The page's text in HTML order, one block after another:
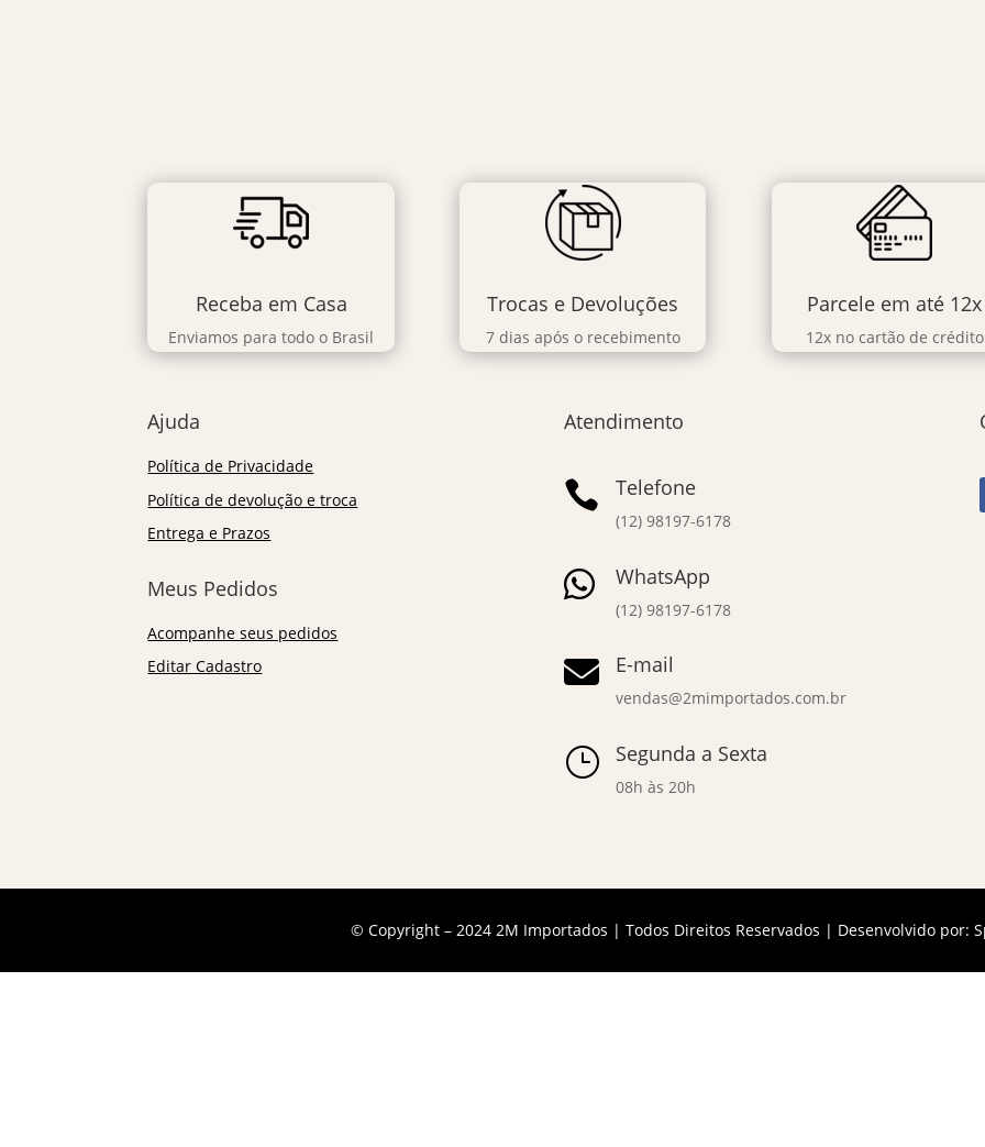
Receba em Casa
Enviamos para todo o Brasil
Trocas e Devoluções
7 dias após o recebimento
Parcele em até 12x
12x no cartão de crédito
Ajuda
Política de Privacidade
Política de devolução e troca
Entrega e Prazos
Meus Pedidos
Acompanhe seus pedidos
Editar Cadastro
Atendimento
 Telefone
(12) 98197-6178
 WhatsApp
(12) 98197-6178
 E-mail
vendas@2mimportados.com.br
} Segunda a Sexta
08h às 20h
© Copyright – 2024 2M Importados | Todos Direitos Reservados | Desenvolvido por: